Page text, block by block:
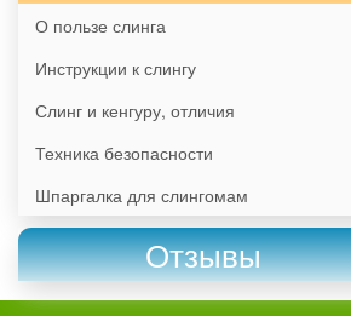
О пользе слинга
Инструкции к слингу
Слинг и кенгуру, отличия
Техника безопасности
Шпаргалка для слингомам
Отзывы